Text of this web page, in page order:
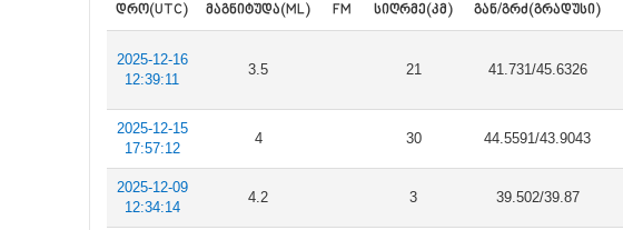
ᲓᲠᲝ(UTC) ᲛᲐᲒᲜᲘᲢᲣᲓᲐ(ML) FM ᲡᲘᲦᲠᲛᲔ(ᲙᲛ) ᲒᲐᲜ/ᲒᲠᲫ(ᲒᲠᲐᲓᲣᲡᲘ)
2025-12-16
12:39:11
3.5 21 41.731/45.6326
2025-12-15
17:57:12
4 30 44.5591/43.9043
2025-12-09
12:34:14
4.2 3 39.502/39.87